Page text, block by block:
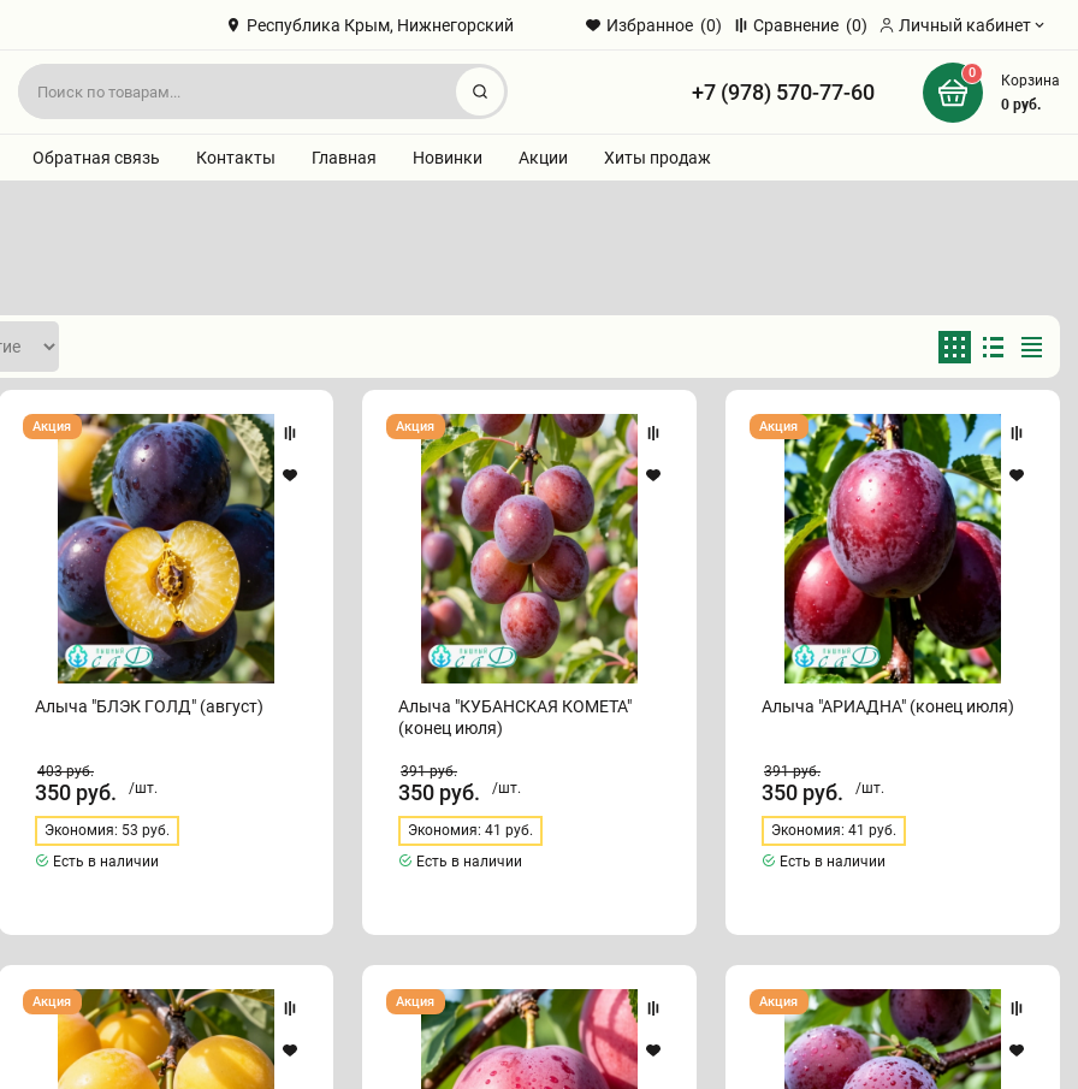
Республика Крым, Нижнегорский Избранное (0) Сравнение (0) Личный кабинет
Найти +7 (978) 570-77-60
0
Корзина
0руб.
Обратная связь Контакты Главная Новинки Акции Хиты продаж
Алыча
"БЛЭК
ГОЛД"
(август)
Алыча "БЛЭК ГОЛД" (август)
Акция
403руб.
350 руб. /шт.
Экономия: 53 руб.
Есть в наличии
Алыча
"КУБАНСКАЯ
КОМЕТА"
(конец
июля)
Алыча "КУБАНСКАЯ КОМЕТА"
(конец июля)
Акция
391руб.
350 руб. /шт.
Экономия: 41 руб.
Есть в наличии
Алыча
"АРИАДНА"
(конец
июля)
Алыча "АРИАДНА" (конец июля)
Акция
391руб.
350 руб. /шт.
Экономия: 41 руб.
Есть в наличии
Алыча
"ЗОЛОТО
СКИФОВ"
Акция
Алыча
"ИЮЛЬСКАЯ
РОЗА"
Акция
Алыча
"КЛЕОПАТРА"
ПОЗДНЯЯ
Акция